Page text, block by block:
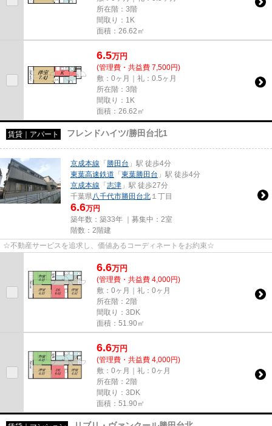
所在階：3階
間取り：1K
面積：26.62㎡
6.5万円
(管理費・共益費 7,500円)
敷：0ヶ月｜礼：0.5ヶ月
所在階：3階
間取り：1K
面積：26.62㎡
賃貸｜アパート フレンドハイツ/勝田台北1
京成本線 「勝田台 」駅 徒歩4分
東葉高速鉄道 「東葉勝田台 」駅 徒歩4分
京成本線 「志津 」駅 徒歩27分
千葉県 八千代市勝田台北 １丁目
6.6万円
築年数：築33年 ｜募集中： 2室
階数：2階建
☆不動産サービスを追求し、価値あるコーディネートをお約束☆
6.6万円
(管理費・共益費 4,000円)
敷：0ヶ月｜礼：0ヶ月
所在階：2階
間取り：3DK
面積：51.90㎡
6.6万円
(管理費・共益費 4,000円)
敷：0ヶ月｜礼：0ヶ月
所在階：2階
間取り：3DK
面積：51.90㎡